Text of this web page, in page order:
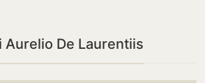
Aurelio De Laurentiis